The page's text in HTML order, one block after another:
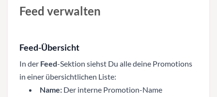
Feed verwalten
Feed-Übersicht
In der Feed-Sektion siehst Du alle deine Promotions
in einer übersichtlichen Liste:
Name: Der interne Promotion-Name